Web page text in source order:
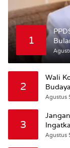
1
ke
2
Wali
Agustus
3
Agustus